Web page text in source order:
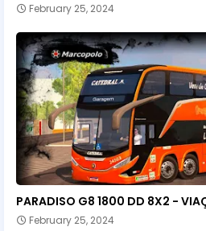
February 25, 2024
PARADISO G8 1800 DD 8X2 -
February 25, 2024